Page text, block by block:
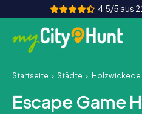
4,5/5 aus
So funktioniert's
Städte
Startseite Städte Holzwickede
Escape Game